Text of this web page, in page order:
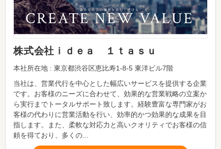
株式会社ｉｄｅａ １ｔａｓｕ
本社所在地 : 東京都渋谷区恵比寿1-8-5 東洋ビル7階
当社は、営業代行を中心とした幅広いサービスを提供する企業
です。お客様のニーズに合わせて、効果的な営業戦略の立案か
ら実行までトータルサポート致します。経験豊富な専門家がお
客様の代わりに営業活動を行い、効率的かつ効果的な成果を目
指します。また、柔軟な対応力と高いクオリティでお客様の信
頼を得ており、多くの...